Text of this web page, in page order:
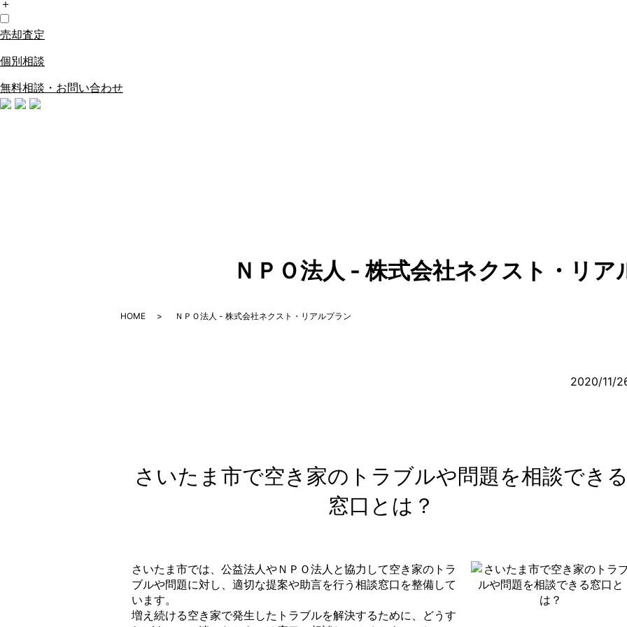
＋
売却査定
個別相談
無料相談・お問い合わせ
ＮＰＯ法人 - 株式会社ネクスト・リア
HOME ＮＰＯ法人 - 株式会社ネクスト・リアルプラン
2020/11/
さいたま市で空き家のトラブルや問題を相談でき
窓口とは？
さいたま市では、公益法人やＮＰＯ法人と協力して空き家のトラ
ブルや問題に対し、適切な提案や助言を行う相談窓口を整備して
います。
増え続ける空き家で発生したトラブルを解決するために、どうす